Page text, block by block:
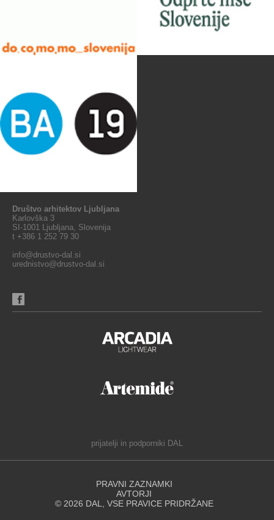
Društvo arhitektov Ljubljana
Karlovška 3
SI-1001 Ljubljana, Slovenija
t +386 1 252 79 30
info@drustvo-dal.si
urednistvo@drustvo-dal.si
prijatelji in podporniki DAL
PRAVNI ZAZNAMKI
AVTORJI
© 2026 DAL, VSE PRAVICE PRIDRŽANE